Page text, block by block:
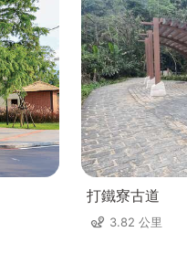
打鐵寮古道
3.82 公里